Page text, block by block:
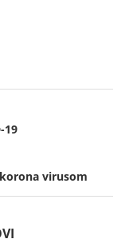
19
virusom